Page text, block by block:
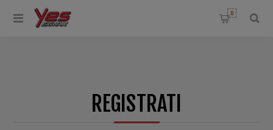
0
REGISTRATI